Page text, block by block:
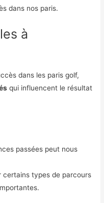
dans nos paris.
à
dans les paris golf,
qui influencent le résultat
passées peut nous
certains types de parcours